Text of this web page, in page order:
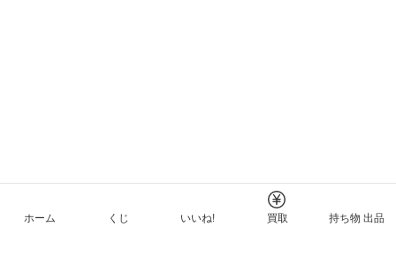
ホーム くじ いいね! 買取 持ち物 出品